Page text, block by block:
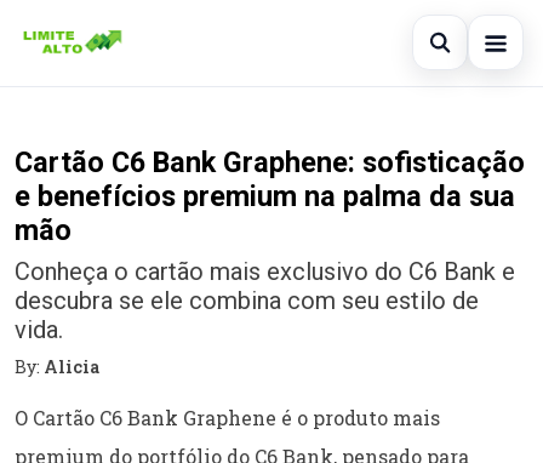
Abrir
Cartão de crédito
Finanças
Empréstimo
Legal
Buscar no site
×
Pressione Enter para buscar ou ESC para fechar.
Cartão C6 Bank Graphene: sofisticação
e benefícios premium na palma da sua
mão
Conheça o cartão mais exclusivo do C6 Bank e
descubra se ele combina com seu estilo de
vida.
By: Alicia
O Cartão C6 Bank Graphene é o produto mais
premium do portfólio do C6 Bank, pensado para